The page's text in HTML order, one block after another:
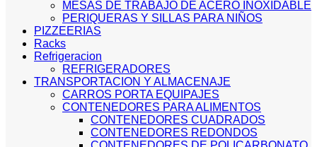
MESAS DE TRABAJO DE ACERO INOXIDABLE
PERIQUERAS Y SILLAS PARA NIÑOS
PIZZEERIAS
Racks
Refrigeracion
REFRIGERADORES
TRANSPORTACION Y ALMACENAJE
CARROS PORTA EQUIPAJES
CONTENEDORES PARA ALIMENTOS
CONTENEDORES CUADRADOS
CONTENEDORES REDONDOS